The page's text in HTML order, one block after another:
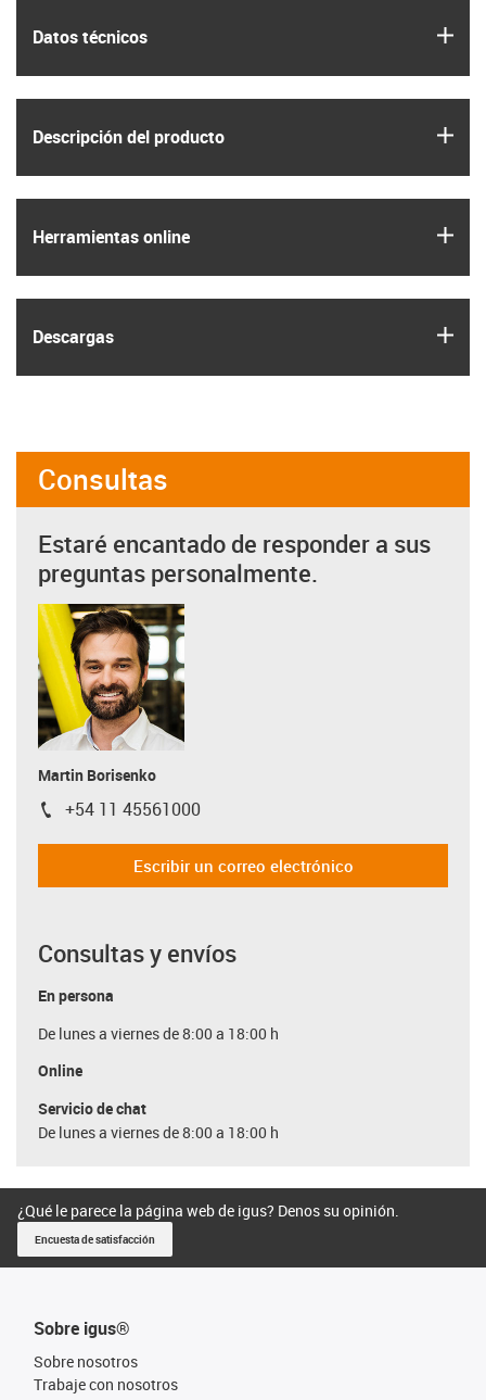
Datos técnicos
Descripción del producto
Herramientas online
Descargas
Consultas
Estaré encantado de responder a sus
preguntas personalmente.
Martin Borisenko
igus-icon-phone
+54 11 45561000
Escribir un correo electrónico
Consultas y envíos
En persona
De lunes a viernes de 8:00 a 18:00 h
Online
Servicio de chat
De lunes a viernes de 8:00 a 18:00 h
¿Qué le parece la página web de igus? Denos su opinión.
Encuesta de satisfacción
Sobre igus®
Sobre nosotros
Trabaje con nosotros